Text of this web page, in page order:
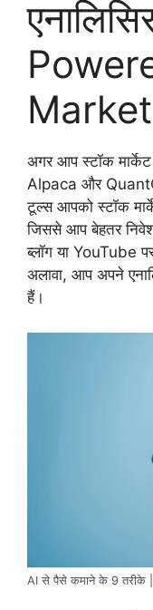
अगर आप स्टॉक
Alpaca और
टूल्स आपको स्टॉक
जिससे आप बेहतर
ब्लॉग या YouTube
अलावा, आप अपने
हैं।
AI से पैसे कमाने के 9 तरीके